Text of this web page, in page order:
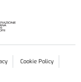
Cookie Policy